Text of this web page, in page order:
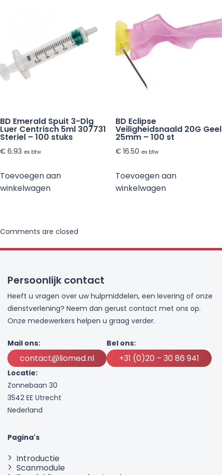
BD Emerald Spuit 3-Dlg
Luer Centrisch 5ml 307731
Steriel – 100 stuks
€ 6.93 ex btw
Toevoegen aan
winkelwagen
BD Eclipse
Veiligheidsnaald 20G Geel
25mm – 100 st
€16.50 ex btw
Toevoegen aan
winkelwagen
Comments are closed
Persoonlijk contact
Heeft u vragen over uw hulpmiddelen, een levering of onze
dienstverlening? Neem dan gerust contact met ons op.
Onze medewerkers helpen u graag verder.
Mail ons:
contact@liomed.nl
Bel ons:
+31 (0)20 – 30 86 941
Locatie:
Zonnebaan 30
3542 EE Utrecht
Nederland
Pagina's
Introductie
Scanmodule